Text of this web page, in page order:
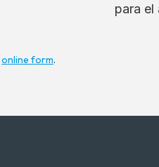
para el
online form.